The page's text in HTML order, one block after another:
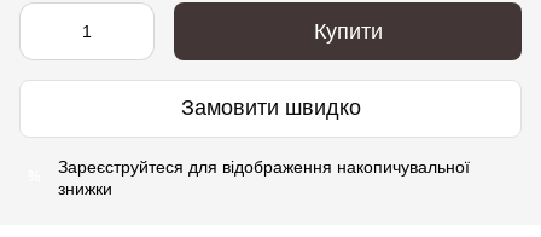
Купити
Замовити швидко
Зареєструйтеся для відображення накопичувальної
знижки